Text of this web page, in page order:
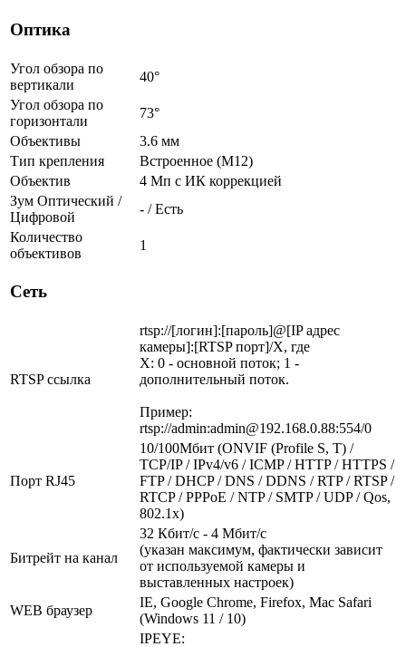
Оптика
Угол обзора по
вертикали
40°
Угол обзора по
горизонтали
73°
Объективы
3.6 мм
Тип крепления
Встроенное (М12)
Объектив
4 Мп c ИК коррекцией
Зум Оптический /
Цифровой
- / Есть
Количество
объективов
1
Сеть
RTSP ссылка
rtsp://[логин]:[пароль]@[IP адрес
камеры]:[RTSP порт]/X, где
X: 0 - основной поток; 1 -
дополнительный поток.
Пример:
rtsp://admin:admin@192.168.0.88:554/0
Порт RJ45
10/100Мбит (ONVIF (Profile S, T) /
TCP/IP / IPv4/v6 / ICMP / HTTP / HTTPS /
FTP / DHCP / DNS / DDNS / RTP / RTSP /
RTCP / PPPoE / NTP / SMTP / UDP / Qos,
802.1x)
Битрейт на канал
32 Кбит/с - 4 Мбит/с
(указан максимум, фактически зависит
от используемой камеры и
выставленных настроек)
WEB браузер
IE, Google Chrome, Firefox, Mac Safari
(Windows 11 / 10)
IPEYE: